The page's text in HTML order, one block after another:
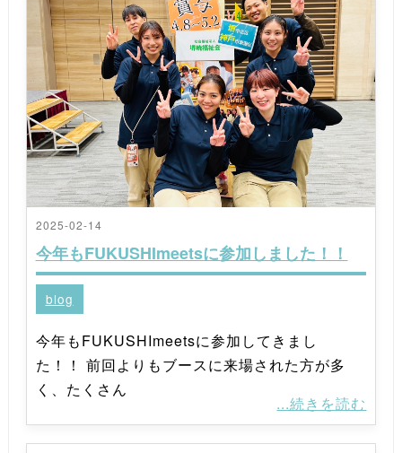
2025-02-14
今年もFUKUSHImeetsに参加しました！！
blog
今年もFUKUSHImeetsに参加してきまし
た！！ 前回よりもブースに来場された方が多
く、たくさん
...続きを読む